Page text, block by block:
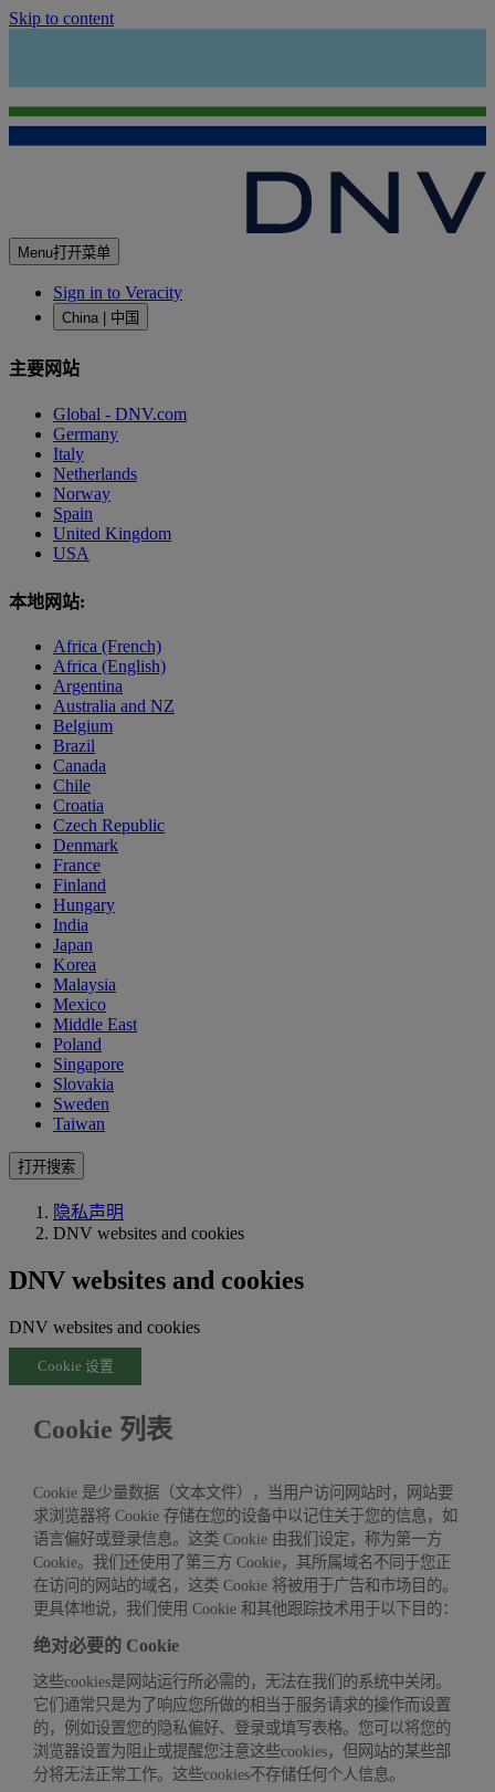
Skip to content
Menu打开菜单
Sign in to Veracity
China | 中国
主要网站
Global - DNV.com
Germany
Italy
Netherlands
Norway
Spain
United Kingdom
USA
本地网站:
Africa (French)
Africa (English)
Argentina
Australia and NZ
Belgium
Brazil
Canada
Chile
Croatia
Czech Republic
Denmark
France
Finland
Hungary
India
Japan
Korea
Malaysia
Mexico
Middle East
Poland
Singapore
Slovakia
Sweden
Taiwan
打开搜索
隐私声明
DNV websites and cookies
DNV websites and cookies
DNV websites and cookies
Cookie 设置
Cookie 列表
Cookie 是少量数据（文本文件），当用户访问网站时，网站要
求浏览器将 Cookie 存储在您的设备中以记住关于您的信息，如
语言偏好或登录信息。这类 Cookie 由我们设定，称为第一方
Cookie。我们还使用了第三方 Cookie，其所属域名不同于您正
在访问的网站的域名，这类 Cookie 将被用于广告和市场目的。
更具体地说，我们使用 Cookie 和其他跟踪技术用于以下目的：
绝对必要的 Cookie
这些cookies是网站运行所必需的，无法在我们的系统中关闭。
它们通常只是为了响应您所做的相当于服务请求的操作而设置
的，例如设置您的隐私偏好、登录或填写表格。您可以将您的
浏览器设置为阻止或提醒您注意这些cookies，但网站的某些部
分将无法正常工作。这些cookies不存储任何个人信息。